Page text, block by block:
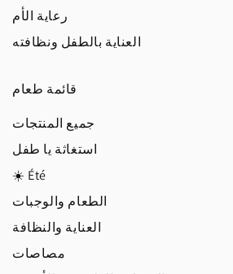
رعاية الأم
العناية بالطفل ونظافته
قائمة طعام
جميع المنتجات
استغاثة يا طفل
☀️ Été
الطعام والوجبات
العناية والنظافة
مصاصات